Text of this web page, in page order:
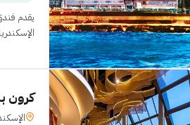
كرون